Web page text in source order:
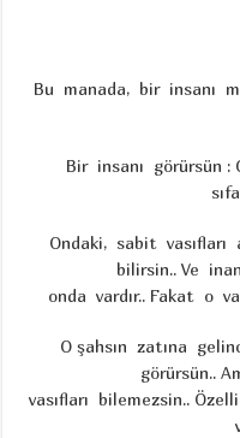
Bu manada, bir insanı
Bir insanı görürsün
Ondaki, sabit
bilirsin.. Ve
onda vardır.. Fakat o
O şahsın zatına
görürsün..
vasıfları bilemezsin..